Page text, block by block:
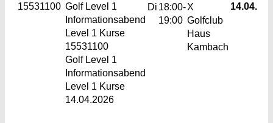
15531100 Golf Level 1
Informationsabend
Level 1 Kurse
15531100
Golf Level 1
Informationsabend
Level 1 Kurse
14.04.2026
Di 18:00-
19:00
X
Golfclub
Haus
Kambach
14.04.